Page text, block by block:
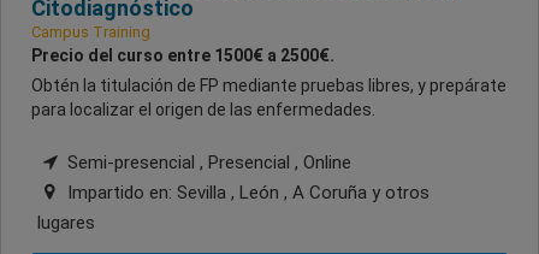
Citodiagnóstico
Campus Training
Precio del curso entre 1500€ a 2500€.
Obtén la titulación de FP mediante pruebas libres, y prepárate
para localizar el origen de las enfermedades.
Semi-presencial , Presencial , Online
Impartido en: Sevilla , León , A Coruña y otros
lugares